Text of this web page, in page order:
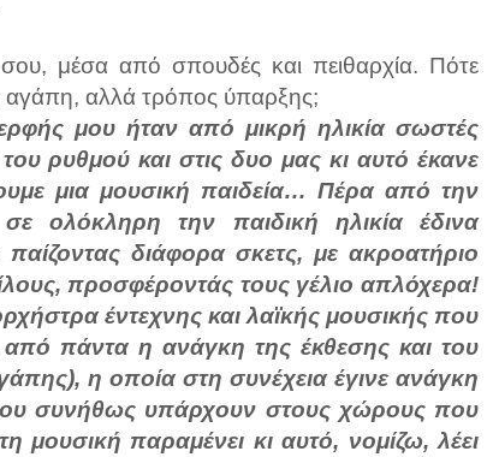
μέσα από σπουδές και πειθαρχία. Πότε
αγάπη, αλλά τρόπος ύπαρξης;
μου ήταν από μικρή ηλικία σωστές
ρυθμού και στις δυο μας κι αυτό έκανε
μια μουσική παιδεία… Πέρα από την
ολόκληρη την παιδική ηλικία έδινα
διάφορα σκετς, με ακροατήριο
προσφέροντάς τους γέλιο απλόχερα!
έντεχνης και λαϊκής μουσικής που
πάντα η ανάγκη της έκθεσης και του
η οποία στη συνέχεια έγινε ανάγκη
συνήθως υπάρχουν στους χώρους που
μουσική παραμένει κι αυτό, νομίζω, λέει